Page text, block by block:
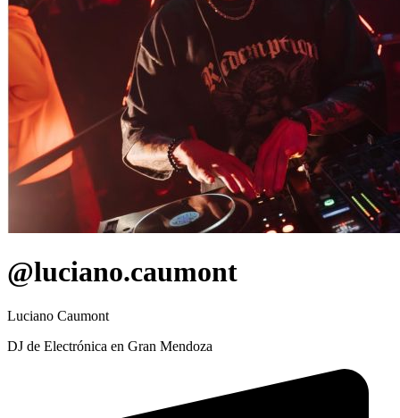
@luciano.caumont
Luciano Caumont
DJ de Electrónica en Gran Mendoza